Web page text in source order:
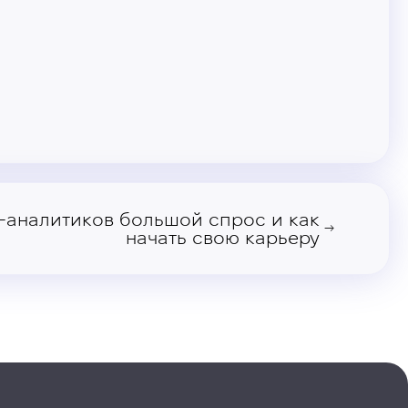
аналитиков большой спрос и как
начать свою карьеру →